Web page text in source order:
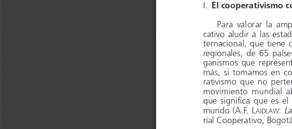
El cooperativismo
I.
Para  valorar  la
cativo  aludir  a  las
ternacional, que tiene
regionales,  de  65
ganismos  que
más,  si  tomamos  en
rativismo  que  no
movimiento  mundial
que  significa  que  es
mundo  (A.F.  LAIDLAW:
rial Cooperativo,